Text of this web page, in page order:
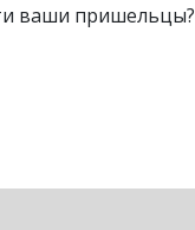
ваши пришельцы?